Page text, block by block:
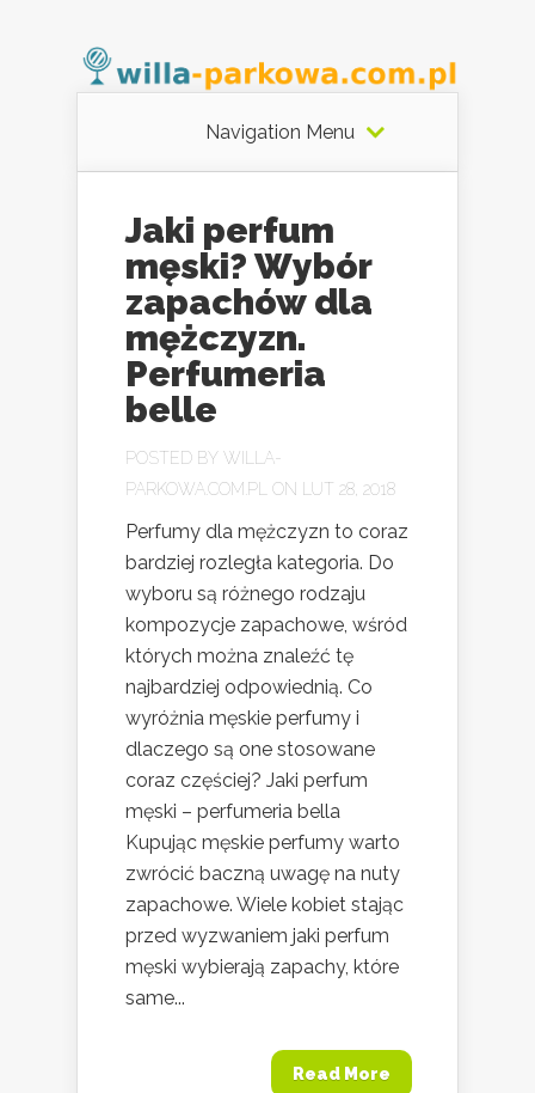
Navigation Menu
Jaki perfum
męski? Wybór
zapachów dla
mężczyzn.
Perfumeria
belle
POSTED BY WILLA-
PARKOWA.COM.PL
ON LUT 28, 2018
Perfumy dla mężczyzn to coraz
bardziej rozległa kategoria. Do
wyboru są różnego rodzaju
kompozycje zapachowe, wśród
których można znaleźć tę
najbardziej odpowiednią. Co
wyróżnia męskie perfumy i
dlaczego są one stosowane
coraz częściej? Jaki perfum
męski – perfumeria bella
Kupując męskie perfumy warto
zwrócić baczną uwagę na nuty
zapachowe. Wiele kobiet stając
przed wyzwaniem jaki perfum
męski wybierają zapachy, które
same...
Read More